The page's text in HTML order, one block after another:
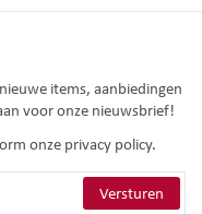
items, aanbiedingen
voor onze nieuwsbrief!
onzeprivacy policy.